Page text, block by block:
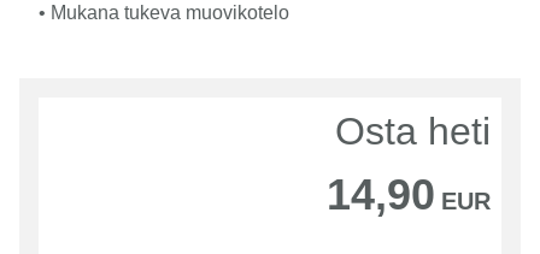
• Mukana tukeva muovikotelo
Osta heti
14,90 EUR